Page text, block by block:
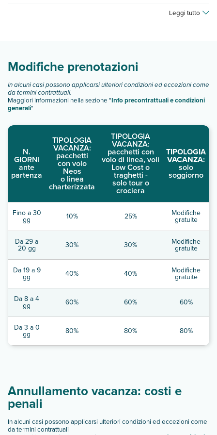
Scopri tutti i dettagli nel paragrafo dedicato "
descrizione".
Leggi tutto
Modifiche prenotazioni
In alcuni casi possono applicarsi ulteriori condizioni ed eccezioni come
da termini contrattuali.
Maggiori informazioni nella sezione "Info precontrattuali e condizioni
generali"
N.
GIORNI
ante
partenza
TIPOLOGIA
VACANZA:
pacchetti
con volo
Neos
o linea
charterizzata
TIPOLOGIA
VACANZA:
pacchetti con
volo di linea, voli
Low Cost o
traghetti -
solo tour o
crociera
TIPOLOGIA
VACANZA:
solo
soggiorno
Fino a 30
gg 10% 25% Modifiche
gratuite
Da 29 a
20 gg 30% 30% Modifiche
gratuite
Da 19 a 9
gg 40% 40% Modifiche
gratuite
Da 8 a 4
gg 60% 60% 60%
Da 3 a 0
gg 80% 80% 80%
Annullamento vacanza: costi e
penali
In alcuni casi possono applicarsi ulteriori condizioni ed eccezioni come
da termini contrattuali